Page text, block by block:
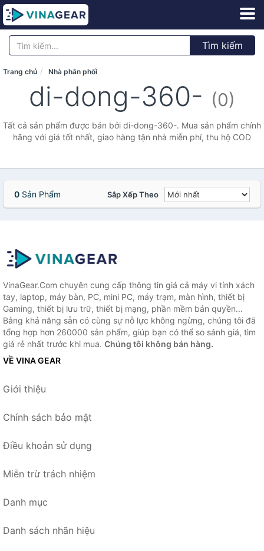
Tìm kiếm
Trang chủ Nhà phân phối
di-dong-360- (0)
Tất cả sản phẩm được bán bởi di-dong-360-. Mua sản phẩm chính
hãng với giá tốt nhất, giao hàng tận nhà miễn phí, thu hộ COD
0 Sản Phẩm Sắp Xếp Theo
VinaGear.Com chuyên cung cấp thông tin giá cả máy vi tính xách
tay, laptop, máy bàn, PC, mini PC, máy trạm, màn hình, thiết bị
Gaming, thiết bị lưu trữ, thiết bị mạng, phần mềm bản quyền...
Bằng khả năng sẵn có cùng sự nỗ lực không ngừng, chúng tôi đã
tổng hợp hơn 260000 sản phẩm, giúp bạn có thể so sánh giá, tìm
giá rẻ nhất trước khi mua. Chúng tôi không bán hàng.
VỀ VINA GEAR
Giới thiệu
Chính sách bảo mật
Điều khoản sử dụng
Miễn trừ trách nhiệm
Danh mục
Danh sách nhãn hiệu